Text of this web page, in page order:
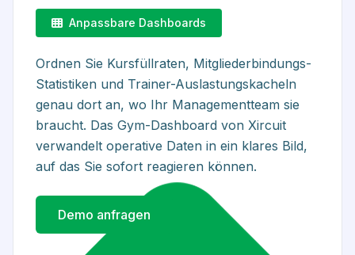
Anpassbare Dashboards
Ordnen Sie Kursfüllraten, Mitgliederbindungs-
Statistiken und Trainer-Auslastungskacheln
genau dort an, wo Ihr Managementteam sie
braucht. Das Gym-Dashboard von Xircuit
verwandelt operative Daten in ein klares Bild,
auf das Sie sofort reagieren können.
Demo anfragen